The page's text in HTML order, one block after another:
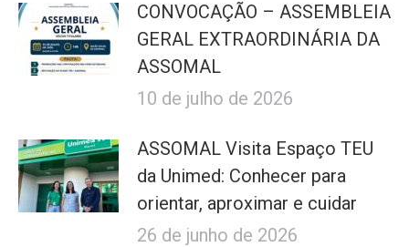
CONVOCAÇÃO – ASSEMBLEIA
GERAL EXTRAORDINÁRIA DA
ASSOMAL
10 de julho de 2026
ASSOMAL Visita Espaço TEU
da Unimed: Conhecer para
orientar, aproximar e cuidar
26 de junho de 2026